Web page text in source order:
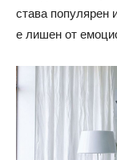
става популярен
е лишен от